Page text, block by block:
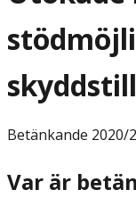
Betänkande 2020/
Var är